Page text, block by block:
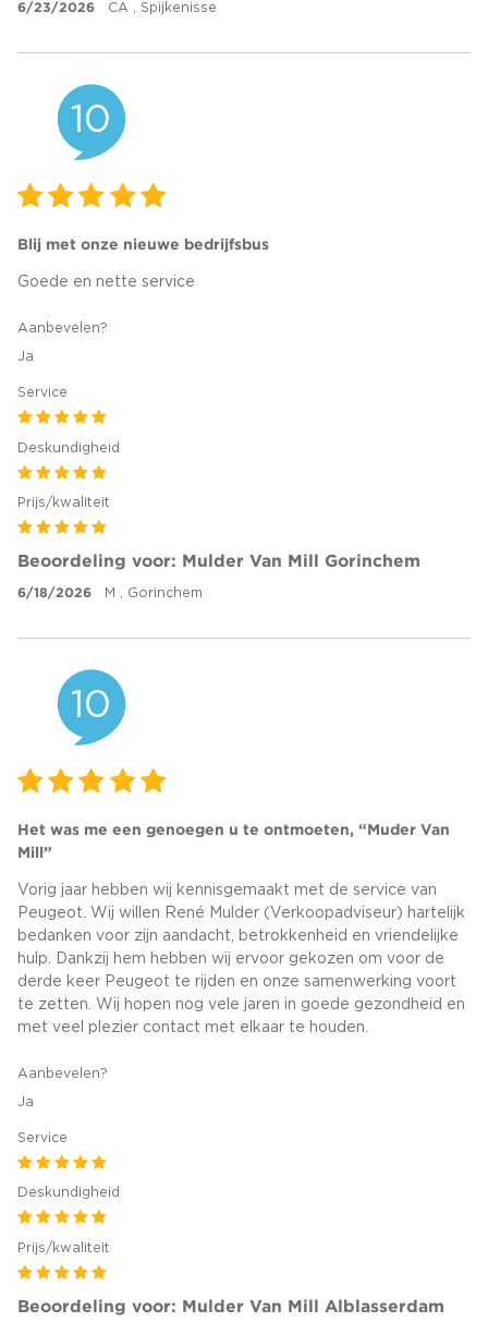
6/23/2026 CA , Spijkenisse
10
Blij met onze nieuwe bedrijfsbus
Goede en nette service
Aanbevelen?
Ja
Service
Deskundigheid
Prijs/kwaliteit
Beoordeling voor: Mulder Van Mill Gorinchem
6/18/2026 M , Gorinchem
10
Het was me een genoegen u te ontmoeten, “Muder Van
Mill”
Vorig jaar hebben wij kennisgemaakt met de service van
Peugeot. Wij willen René Mulder (Verkoopadviseur) hartelijk
bedanken voor zijn aandacht, betrokkenheid en vriendelijke
hulp. Dankzij hem hebben wij ervoor gekozen om voor de
derde keer Peugeot te rijden en onze samenwerking voort
te zetten. Wij hopen nog vele jaren in goede gezondheid en
met veel plezier contact met elkaar te houden.
Aanbevelen?
Ja
Service
Deskundigheid
Prijs/kwaliteit
Beoordeling voor: Mulder Van Mill Alblasserdam